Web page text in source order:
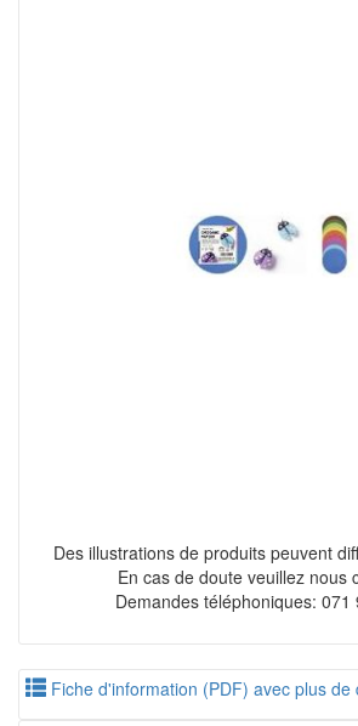
Des illustrations de produits peuvent
En cas de doute veuillez nous
Demandes téléphoniques: 071
Fiche d'information (PDF) avec plus de